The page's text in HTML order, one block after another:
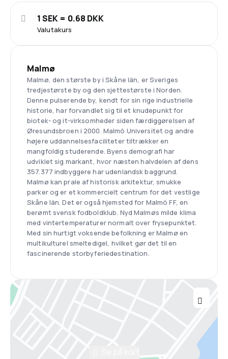
Valutakurs
1 SEK = 0.68 DKK
Malmø
Malmø, den største by i Skåne län, er Sveriges
tredjestørste by og den sjettestørste i Norden.
Denne pulserende by, kendt for sin rige industrielle
historie, har forvandlet sig til et knudepunkt for
biotek- og it-virksomheder siden færdiggørelsen af
Øresundsbroen i 2000. Malmö Universitet og andre
højere uddannelsesfaciliteter tiltrækker en
mangfoldig studerende. Byens demografi har
udviklet sig markant, hvor næsten halvdelen af dens
357.377 indbyggere har udenlandsk baggrund.
Malmø kan prale af historisk arkitektur, smukke
parker og er et kommercielt centrum for det vestlige
Skåne län. Det er også hjemsted for Malmö FF, en
berømt svensk fodboldklub. Nyd Malmøs milde klima
med vintertemperaturer normalt over frysepunktet.
Med sin hurtigt voksende befolkning er Malmø en
multikulturel smeltedigel, hvilket gør det til en
fascinerende storbyferiedestination.